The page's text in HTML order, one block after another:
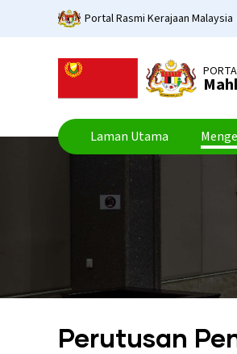
Portal Rasmi Kerajaan Malaysia
Laman Utama
Perutusan